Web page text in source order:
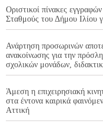
Οριστικοί πίνακες
Σταθμούς του Δήμου Ιλίου
Ανάρτηση προσωρινών
ανακοίνωσης για την
σχολικών μονάδων,
Άμεση η επιχειρησιακή
στα έντονα καιρικά
Αττική